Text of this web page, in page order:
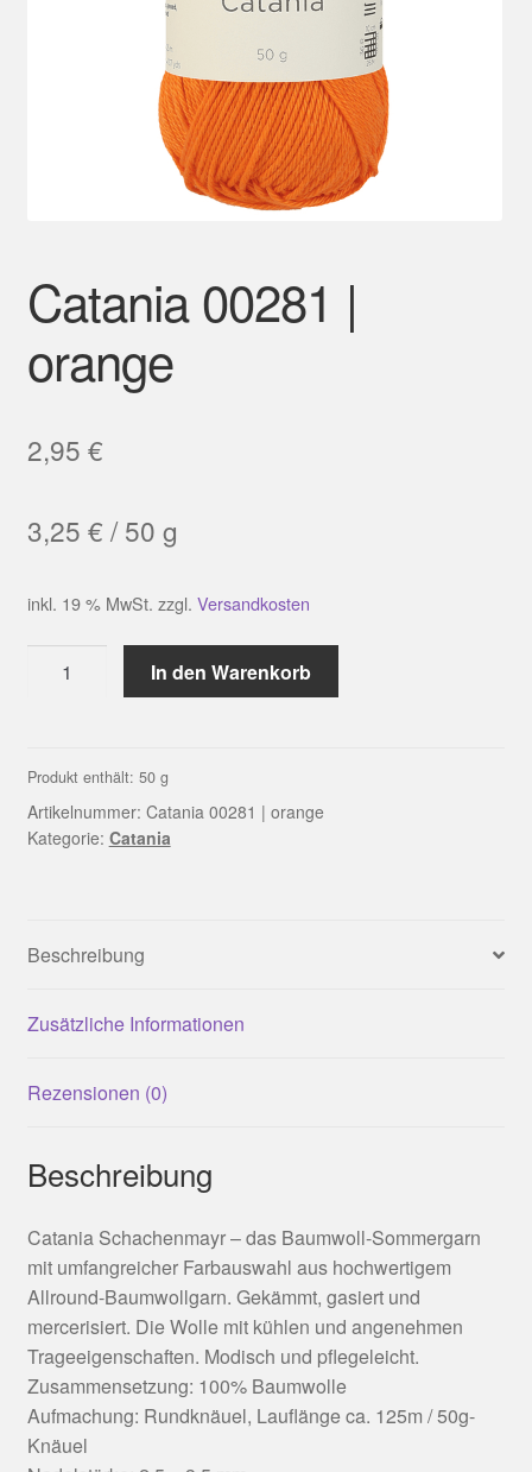
Catania 00281 |
orange
2,95 €
3,25 € /50 g
inkl. 19 % MwSt. zzgl. Versandkosten
00281
Menge
In den Warenkorb
Produkt enthält: 50 g
Artikelnummer: Catania 00281 | orange
Kategorie: Catania
Beschreibung
Zusätzliche Informationen
Rezensionen (0)
Beschreibung
Catania Schachenmayr – das Baumwoll-Sommergarn
mit umfangreicher Farbauswahl aus hochwertigem
Allround-Baumwollgarn. Gekämmt, gasiert und
mercerisiert. Die Wolle mit kühlen und angenehmen
Trageeigenschaften. Modisch und pflegeleicht.
Zusammensetzung: 100% Baumwolle
Aufmachung: Rundknäuel, Lauflänge ca. 125m / 50g-
Knäuel